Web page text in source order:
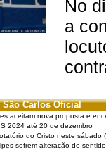
No
a
Carlos Oficial
aceitam nova proposta e
2024 até 20 de dezembro
do Cristo neste sábado
sofrem alteração de